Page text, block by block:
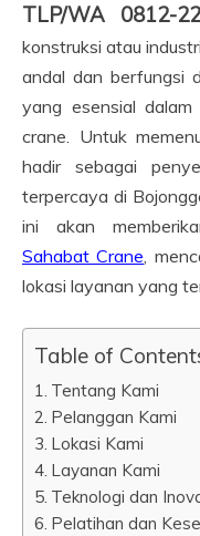
TLP/WA 0812-
konstruksi atau
andal dan berfungsi
yang esensial
crane. Untuk
hadir sebagai
terpercaya di
ini akan
Sahabat Crane,
lokasi layanan yang
Table of
Tentang Kami
Pelanggan Kami
Lokasi Kami
Layanan Kami
Teknologi dan
Pelatihan dan